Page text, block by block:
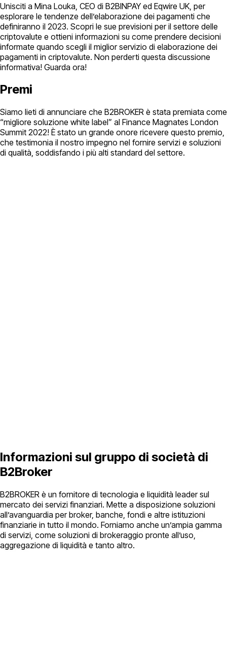
Unisciti a Mina Louka, CEO di B2BINPAY ed Eqwire UK, per
esplorare le tendenze dell’elaborazione dei pagamenti che
definiranno il 2023. Scopri le sue previsioni per il settore delle
criptovalute e ottieni informazioni su come prendere decisioni
informate quando scegli il miglior servizio di elaborazione dei
pagamenti in criptovalute. Non perderti questa discussione
informativa! Guarda ora!
Premi
Siamo lieti di annunciare che B2BROKER è stata premiata come
“migliore soluzione white label” al Finance Magnates London
Summit 2022! È stato un grande onore ricevere questo premio,
che testimonia il nostro impegno nel fornire servizi e soluzioni
di qualità, soddisfando i più alti standard del settore.
Informazioni sul gruppo di società di
B2Broker
B2BROKER è un fornitore di tecnologia e liquidità leader sul
mercato dei servizi finanziari. Mette a disposizione soluzioni
all’avanguardia per broker, banche, fondi e altre istituzioni
finanziarie in tutto il mondo. Forniamo anche un’ampia gamma
di servizi, come soluzioni di brokeraggio pronte all’uso,
aggregazione di liquidità e tanto altro.